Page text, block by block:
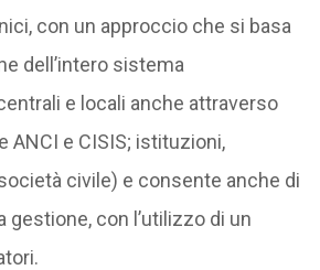
con un approccio che si basa
dell’intero sistema
e locali anche attraverso
ANCI e CISIS; istituzioni,
civile) e consente anche di
gestione, con l’utilizzo di un